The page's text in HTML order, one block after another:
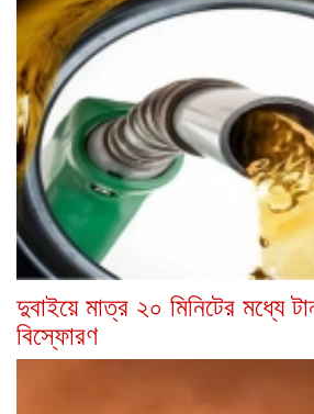
দুবাইয়ে মাত্র ২০ মিনিটের মধ্যে
বিস্ফোরণ